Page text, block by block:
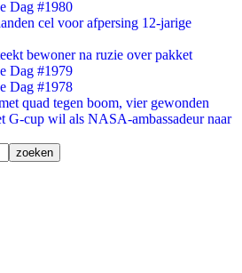
Dag #1980
cel voor afpersing 12-jarige
bewoner na ruzie over pakket
Dag #1979
Dag #1978
quad tegen boom, vier gewonden
G-cup wil als NASA-ambassadeur naar